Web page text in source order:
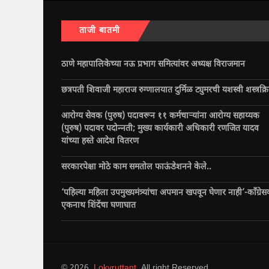
ताजी बातमी
ठाणे महापालिकेच्या नऊ प्रभाग समित्यांवर अध्यक्ष विराजमान
छत्रपती शिवाजी महाराज रुग्णालयात दुर्मिळ ट्युमरची यशस्वी
आरोग्य सेवक (पुरुष) पदावरून ११ कर्मचाऱ्यांना आरोग्य सहाय्यक
(पुरुष) पदावर पदोन्नती; मुख्य कार्यकारी अधिकारी रणजित यादव
यांच्या हस्ते आदेश वितरण
सरकारपेक्षा मोठे काम समतोल फाऊंडेशनने केले..
‘पहिल्या महिला उपमुख्यमंत्र्यांचा अपमान खपवून घेणार नाही’-
एकनाथ शिंदेंचा घणाघात